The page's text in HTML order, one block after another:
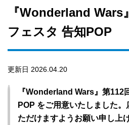
『Wonderland Wars
フェスタ 告知POP
更新日 2026.04.20
『Wonderland Wars』第112
POP をご用意いたしました
ただけますようお願い申し上